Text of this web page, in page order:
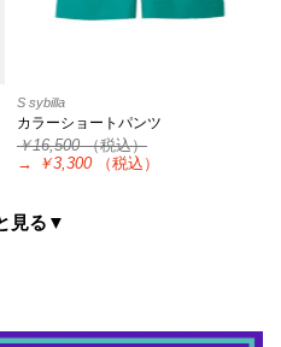
S sybilla
カラーショートパンツ
￥16,500（税込）
→
￥3,300 （税込）
見る▼